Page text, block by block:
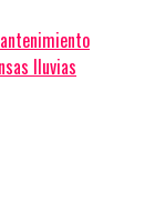
lluvias